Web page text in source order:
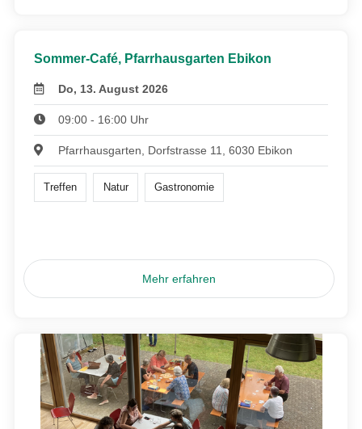
Sommer-Café, Pfarrhausgarten Ebikon
Do, 13. August 2026
09:00 - 16:00 Uhr
Pfarrhausgarten, Dorfstrasse 11, 6030 Ebikon
Treffen Natur Gastronomie
Mehr erfahren